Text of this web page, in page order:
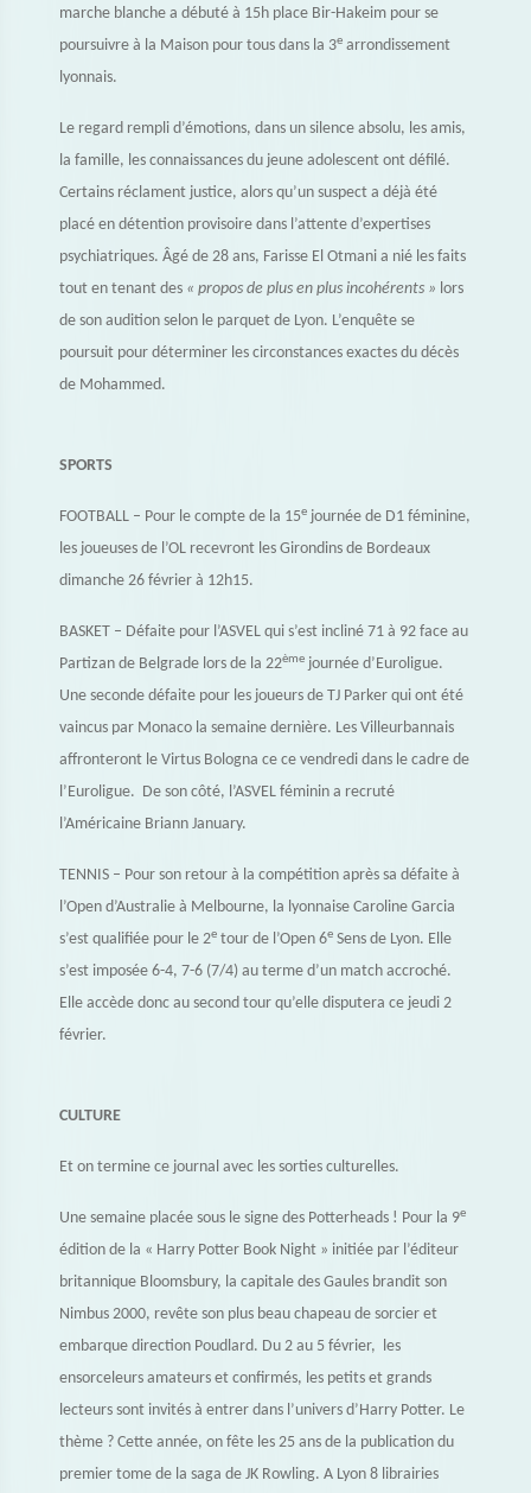
marche blanche a débuté à 15h place Bir-Hakeim pour se
poursuivre à la Maison pour tous dans la 3e arrondissement
lyonnais.
Le regard rempli d’émotions, dans un silence absolu, les amis,
la famille, les connaissances du jeune adolescent ont défilé.
Certains réclament justice, alors qu’un suspect a déjà été
placé en détention provisoire dans l’attente d’expertises
psychiatriques. Âgé de 28 ans, Farisse El Otmani a nié les faits
tout en tenant des « propos de plus en plus incohérents » lors
de son audition selon le parquet de Lyon. L’enquête se
poursuit pour déterminer les circonstances exactes du décès
de Mohammed.
SPORTS
FOOTBALL – Pour le compte de la 15e journée de D1 féminine,
les joueuses de l’OL recevront les Girondins de Bordeaux
dimanche 26 février à 12h15.
BASKET – Défaite pour l’ASVEL qui s’est incliné 71 à 92 face au
Partizan de Belgrade lors de la 22ème journée d’Euroligue.
Une seconde défaite pour les joueurs de TJ Parker qui ont été
vaincus par Monaco la semaine dernière. Les Villeurbannais
affronteront le Virtus Bologna ce ce vendredi dans le cadre de
l’Euroligue. De son côté, l’ASVEL féminin a recruté
l’Américaine Briann January.
TENNIS – Pour son retour à la compétition après sa défaite à
l’Open d’Australie à Melbourne, la lyonnaise Caroline Garcia
s’est qualifiée pour le 2e tour de l’Open 6e Sens de Lyon. Elle
s’est imposée 6-4, 7-6 (7/4) au terme d’un match accroché.
Elle accède donc au second tour qu’elle disputera ce jeudi 2
février.
CULTURE
Et on termine ce journal avec les sorties culturelles.
Une semaine placée sous le signe des Potterheads ! Pour la 9e
édition de la « Harry Potter Book Night » initiée par l’éditeur
britannique Bloomsbury, la capitale des Gaules brandit son
Nimbus 2000, revête son plus beau chapeau de sorcier et
embarque direction Poudlard. Du 2 au 5 février, les
ensorceleurs amateurs et confirmés, les petits et grands
lecteurs sont invités à entrer dans l’univers d’Harry Potter. Le
thème ? Cette année, on fête les 25 ans de la publication du
premier tome de la saga de JK Rowling. A Lyon 8 librairies